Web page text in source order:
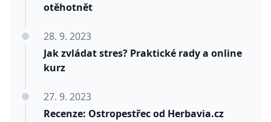
otěhotnět
Jak zvládat stres? Praktické rady a online
kurz
28. 9. 2023
Recenze: Ostropestřec od Herbavia.cz
27. 9. 2023